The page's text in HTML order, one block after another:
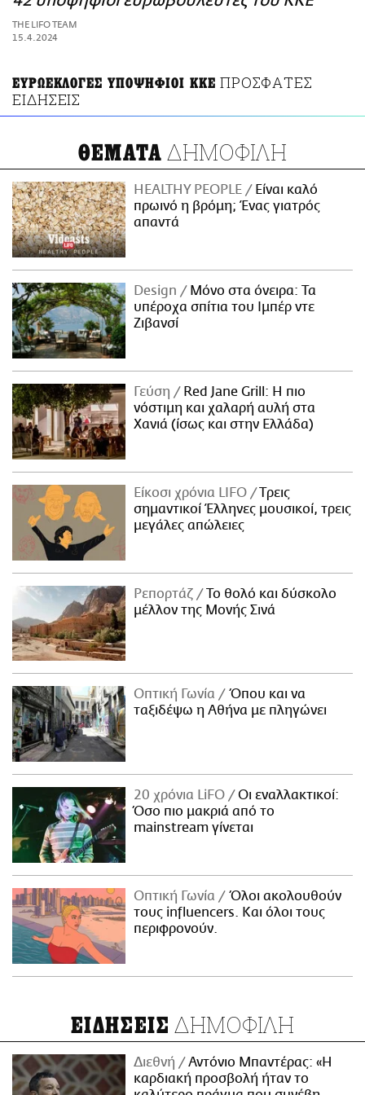
ΑΜΠΑ
PRINT
THE LIFO TEAM
15.4.2024
ΕΥΡΩΕΚΛΟΓΕΣ ΥΠΟΨΗΦΙΟΙ ΚΚΕ ΠΡΟΣΦΑΤΕΣ
ΕΙΔΗΣΕΙΣ
ΘΕΜΑΤΑ ΔΗΜΟΦΙΛΗ
HEALTHY PEOPLE
Είναι καλό
πρωινό η βρόμη; Ένας γιατρός
απαντά
Design
Μόνο στα όνειρα: Τα
υπέροχα σπίτια του Ιμπέρ ντε
Ζιβανσί
Γεύση
Red Jane Grill: Η πιο
νόστιμη και χαλαρή αυλή στα
Χανιά (ίσως και στην Ελλάδα)
Είκοσι χρόνια LIFO
Tρεις
σημαντικοί Έλληνες μουσικοί, τρεις
μεγάλες απώλειες
Ρεπορτάζ
Το θολό και δύσκολο
μέλλον της Μονής Σινά
Οπτική Γωνία
Όπου και να
ταξιδέψω η Αθήνα με πληγώνει
20 χρόνια LiFO
Οι εναλλακτικοί:
Όσο πιο μακριά από το
mainstream γίνεται
Οπτική Γωνία
Όλοι ακολουθούν
τους influencers. Και όλοι τους
περιφρονούν.
ΕΙΔΗΣΕΙΣ ΔΗΜΟΦΙΛΗ
Διεθνή
Αντόνιο Μπαντέρας: «Η
καρδιακή προσβολή ήταν το